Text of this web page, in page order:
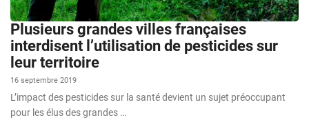
Plusieurs grandes villes françaises
interdisent l’utilisation de pesticides sur
leur territoire
16 septembre 2019
L’impact des pesticides sur la santé devient un sujet préoccupant
pour les élus des grandes …